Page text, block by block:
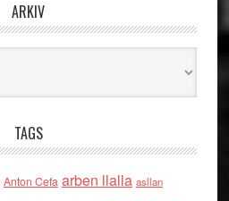
ARKIV
TAGS
Anton Cefa arben llalla asllan